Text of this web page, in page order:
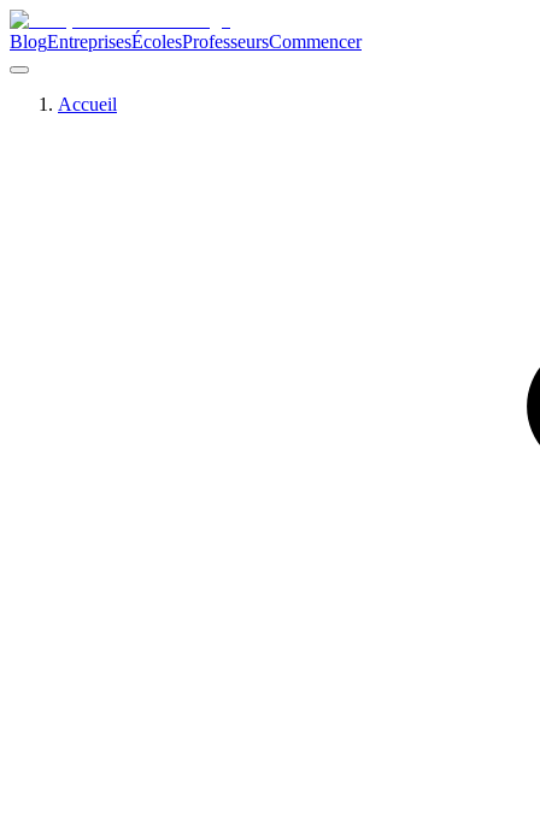
BlogEntreprisesÉcolesProfesseursCommencer
Accueil